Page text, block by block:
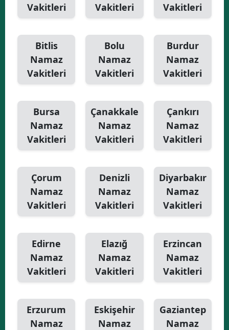
Vakitleri
Vakitleri
Vakitleri
Bitlis
Namaz
Vakitleri
Bolu
Namaz
Vakitleri
Burdur
Namaz
Vakitleri
Bursa
Namaz
Vakitleri
Çanakkale
Namaz
Vakitleri
Çankırı
Namaz
Vakitleri
Çorum
Namaz
Vakitleri
Denizli
Namaz
Vakitleri
Diyarbakır
Namaz
Vakitleri
Edirne
Namaz
Vakitleri
Elazığ
Namaz
Vakitleri
Erzincan
Namaz
Vakitleri
Erzurum
Namaz
Eskişehir
Namaz
Gaziantep
Namaz